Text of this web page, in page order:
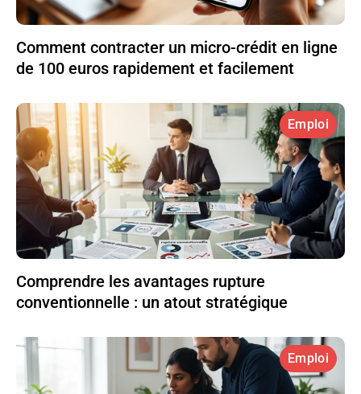
Comment contracter un micro-crédit en ligne
de 100 euros rapidement et facilement
Emploi
Comprendre les avantages rupture
conventionnelle : un atout stratégique
Emploi